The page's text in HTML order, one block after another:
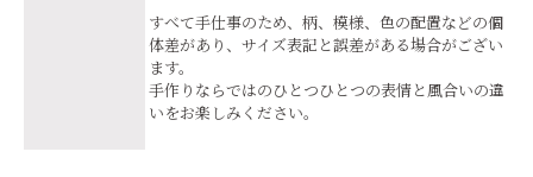
すべて手仕事のため、柄、模様、色の配置などの個
体差があり、サイズ表記と誤差がある場合がござい
ます。
手作りならではのひとつひとつの表情と風合いの違
いをお楽しみください。